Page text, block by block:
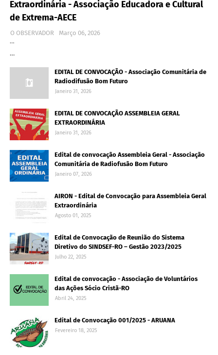
Extraordinária - Associação Educadora e Cultural
de Extrema-AECE
O OBSERVADOR
Março 06, 2026
…
…
EDITAL DE CONVOCAÇÃO - Associação Comunitária de
Radiodifusão Bom Futuro
Janeiro 31, 2026
EDITAL DE CONVOCAÇÃO ASSEMBLEIA GERAL
EXTRAORDINÁRIA
Janeiro 31, 2026
Edital de convocação Assembleia Geral - Associação
Comunitária de Radiofusão Bom Futuro
Janeiro 07, 2026
AIRON - Edital de Convocação para Assembleia Geral
Extraordinária
Agosto 01, 2025
Edital de Convocação de Reunião do Sistema
Diretivo do SINDSEF-RO – Gestão 2023/2025
Julho 22, 2025
Edital de convocação - Associação de Voluntários
das Ações Sócio Cristã-RO
Abril 24, 2025
Edital de Convocação 001/2025 - ARUANA
Fevereiro 18, 2025